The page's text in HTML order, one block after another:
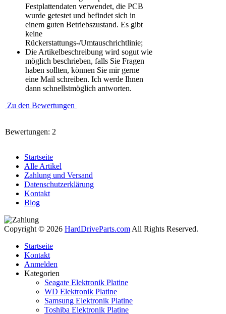
Festplattendaten verwendet, die PCB
wurde getestet und befindet sich in
einem guten Betriebszustand. Es gibt
keine
Rückerstattungs-/Umtauschrichtlinie;
Die Artikelbeschreibung wird sogut wie
möglich beschrieben, falls Sie Fragen
haben sollten, können Sie mir gerne
eine Mail schreiben. Ich werde Ihnen
dann schnellstmöglich antworten.
Zu den Bewertungen
Bewertungen: 2
Startseite
Alle Artikel
Zahlung und Versand
Datenschutzerklärung
Kontakt
Blog
Copyright © 2026 HardDriveParts.com All Rights Reserved.
Startseite
Kontakt
Anmelden
Kategorien
Seagate Elektronik Platine
WD Elektronik Platine
Samsung Elektronik Platine
Toshiba Elektronik Platine